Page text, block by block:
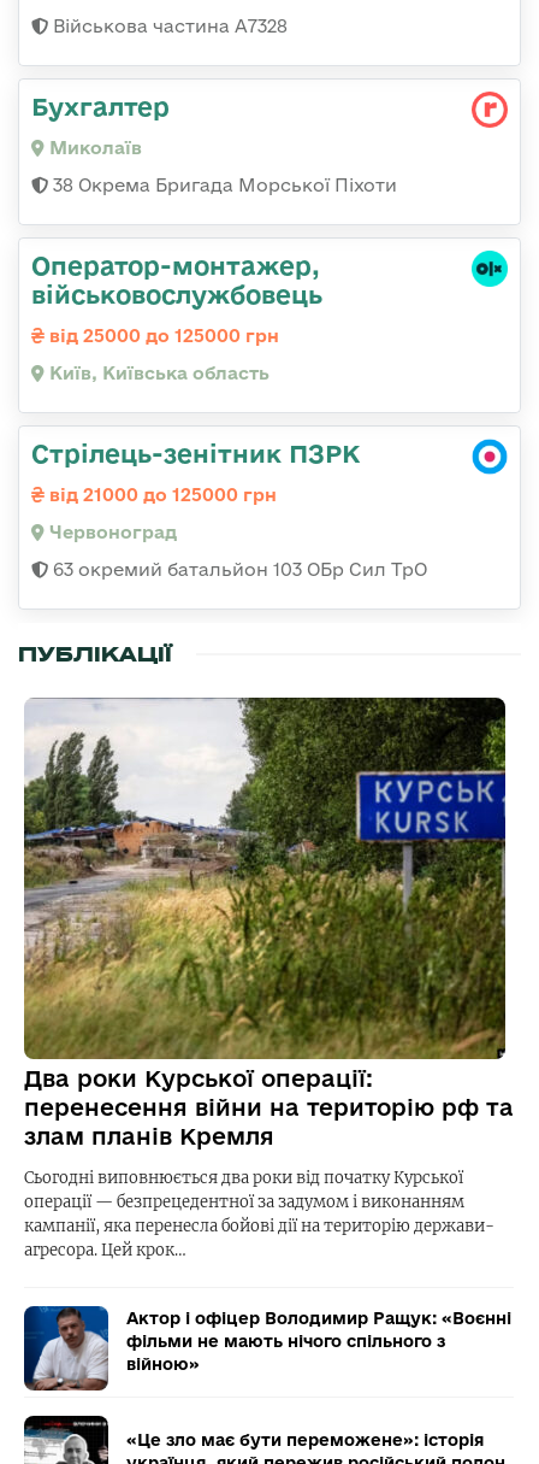
Військова частина А7328
Бухгалтер
Миколаїв
38 Окрема Бригада Морської Піхоти
Оператор-монтажер,
військовослужбовець
від 25000 до 125000 грн
Київ, Київська область
Стрілець-зенітник ПЗРК
від 21000 до 125000 грн
Червоноград
63 окремий батальйон 103 ОБр Сил ТрО
ПУБЛІКАЦІЇ
Два роки Курської операції:
перенесення війни на територію рф та
злам планів Кремля
Сьогодні виповнюється два роки від початку Курської
операції — безпрецедентної за задумом і виконанням
кампанії, яка перенесла бойові дії на територію держави-
агресора. Цей крок…
Актор і офіцер Володимир Ращук: «Воєнні
фільми не мають нічого спільного з
війною»
«Це зло має бути переможене»: історія